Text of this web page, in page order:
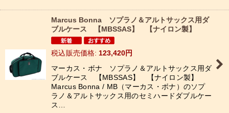
Marcus Bonna ソプラノ＆アルトサックス用ダ
ブルケース 【MBSSAS】 【ナイロン製】
税込 : 123,420円
マーカス・ボナ ソプラノ＆アルトサックス用ダ
ブルケース 【MBSSAS】 【ナイロン製】
Marcus Bonna / MB（マーカス・ボナ）のソプ
ラノ＆アルトサックス用のセミハードダブルケー
ス…